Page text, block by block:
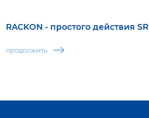
RACKON - простого действия SR
продолжить